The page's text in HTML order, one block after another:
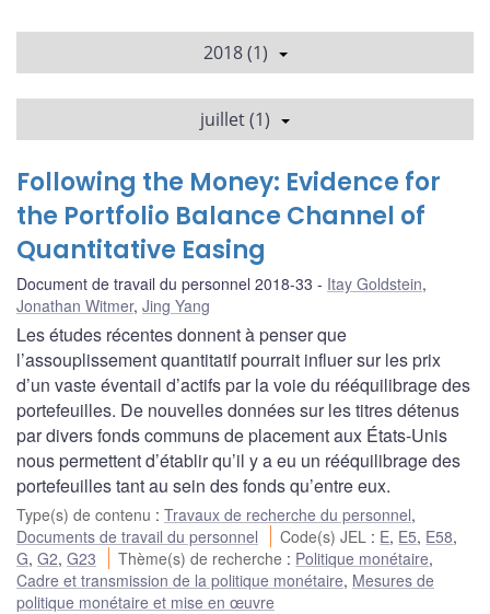
2018 (1)
juillet (1)
Following the Money: Evidence for
the Portfolio Balance Channel of
Quantitative Easing
Document de travail du personnel 2018-33 Itay Goldstein,
Jonathan Witmer, Jing Yang
Les études récentes donnent à penser que
l’assouplissement quantitatif pourrait influer sur les prix
d’un vaste éventail d’actifs par la voie du rééquilibrage des
portefeuilles. De nouvelles données sur les titres détenus
par divers fonds communs de placement aux États-Unis
nous permettent d’établir qu’il y a eu un rééquilibrage des
portefeuilles tant au sein des fonds qu’entre eux.
Type(s) de contenu : Travaux de recherche du personnel,
Documents de travail du personnel
Code(s) JEL : E, E5, E58,
G, G2, G23 Thème(s) de recherche : Politique monétaire,
Cadre et transmission de la politique monétaire, Mesures de
politique monétaire et mise en œuvre